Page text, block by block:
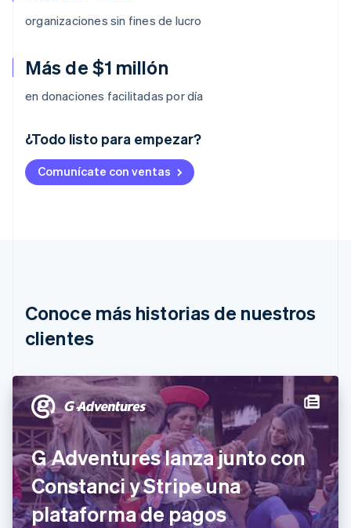
organizaciones sin fines de lucro
Más de $1 millón
en donaciones facilitadas por día
¿Todo listo para empezar?
Comunícate con ventas
Conoce más historias de nuestros
clientes
G Adventures lanza junto con
Constanci y Stripe una
plataforma de pagos
Alemania
DeutschEnglish
Australia
Bulgaria
English
Canadá
China continental
简体中文English
Chipre
English
Croacia
EnglishItaliano
Dinamarca
English
Emiratos Árabes Unidos
English